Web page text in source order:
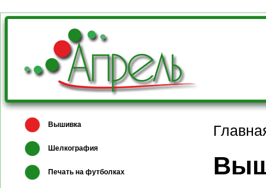
Вышивка
Шелкография
Печать на футболках